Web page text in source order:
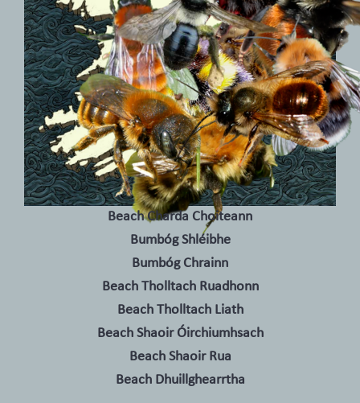
Beach Charda Choiteann
Bumbóg Shléibhe
Bumbóg Chrainn
Beach Tholltach Ruadhonn
Beach Tholltach Liath
Beach Shaoir Óirchiumhsach
Beach Shaoir Rua
Beach Dhuillghearrtha